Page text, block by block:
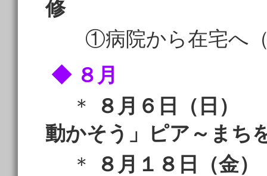
修
①病院から在宅へ（
◆ ８月
＊
８月６日（日）
動かそう」ピア～ま
＊
８月１８日（金